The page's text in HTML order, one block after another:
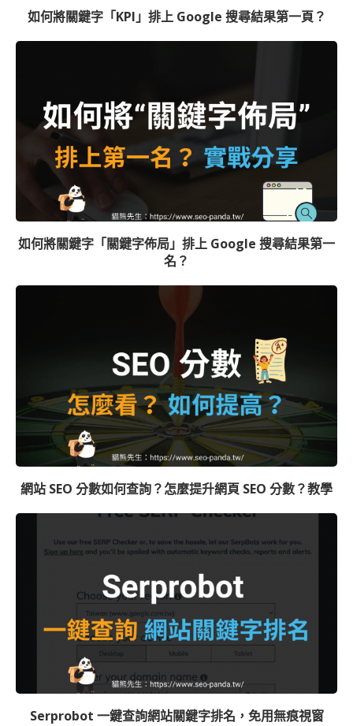
如何將關鍵字「KPI」排上 Google 搜尋結果第一頁？
如何將關鍵字「關鍵字佈局」排上 Google 搜尋結果第一
名？
網站 SEO 分數如何查詢？怎麼提升網頁 SEO 分數？教學
Serprobot 一鍵查詢網站關鍵字排名，免用無痕視窗